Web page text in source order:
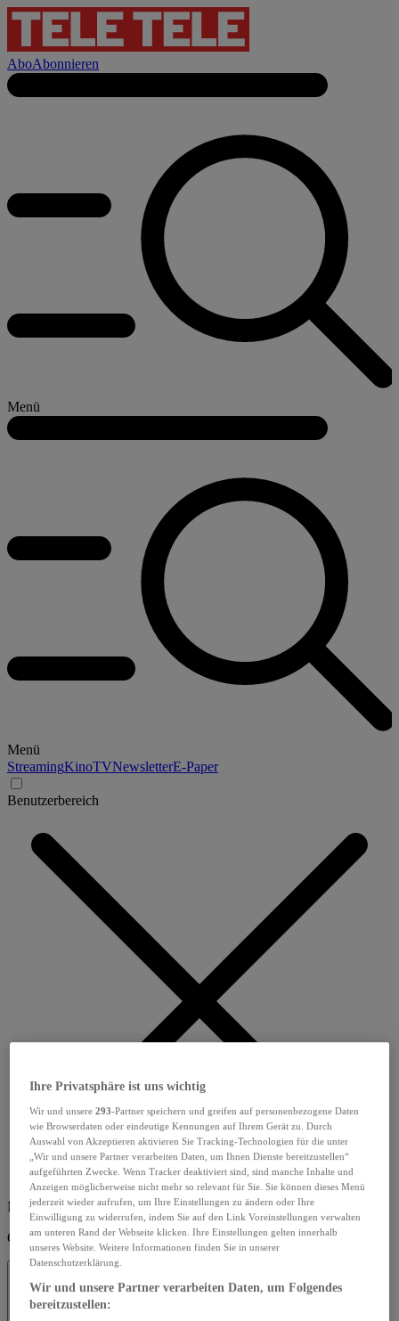
AboAbonnieren
Menü
Menü
StreamingKinoTVNewsletterE-Paper
Benutzerbereich
Menü schliessen
Guten Tag,
Ihre Privatsphäre ist uns wichtig
Wir und unsere293-Partner speichern und greifen auf personenbezogene Daten
wie Browserdaten oder eindeutige Kennungen auf Ihrem Gerät zu. Durch
Auswahl von Akzeptieren aktivieren Sie Tracking-Technologien für die unter
„Wir und unsere Partner verarbeiten Daten, um Ihnen Dienste bereitzustellen“
aufgeführten Zwecke. Wenn Tracker deaktiviert sind, sind manche Inhalte und
Anzeigen möglicherweise nicht mehr so relevant für Sie. Sie können dieses Menü
jederzeit wieder aufrufen, um Ihre Einstellungen zu ändern oder Ihre
Einwilligung zu widerrufen, indem Sie auf den Link Voreinstellungen verwalten
am unteren Rand der Webseite klicken. Ihre Einstellungen gelten innerhalb
unseres Website. Weitere Informationen finden Sie in unserer
Datenschutzerklärung.
Wir und unsere Partner verarbeiten Daten, um Folgendes
bereitzustellen: